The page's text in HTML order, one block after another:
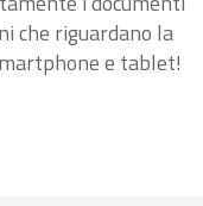
che riguardano la
e tablet!